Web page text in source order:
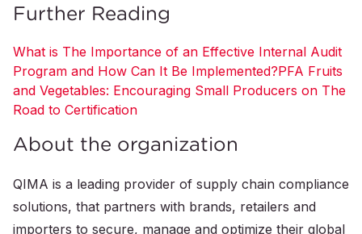
Further Reading
What is The Importance of an Effective Internal Audit
Program and How Can It Be Implemented?PFA Fruits
and Vegetables: Encouraging Small Producers on The
Road to Certification
About the organization
QIMA is a leading provider of supply chain compliance
solutions, that partners with brands, retailers and
importers to secure, manage and optimize their global